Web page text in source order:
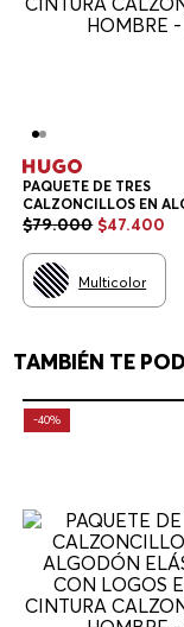
PAQUETE DE TRES
CALZONCILLOS EN
ELÁSTICO CON LOGOS
CINTURA
HOMBRE
$79.000 $47.400
Multicolor
TAMBIÉN TE
-40%